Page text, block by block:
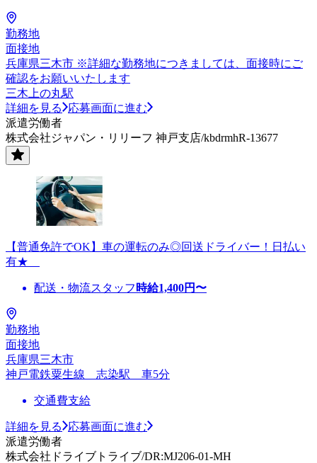
勤務地
面接地
兵庫県三木市 ※詳細な勤務地につきましては、面接時にご
確認をお願いいたします
三木上の丸駅
詳細を見る
応募画面に進む
派遣労働者
株式会社ジャパン・リリーフ 神戸支店/kbdrmhR-13677
【普通免許でOK】車の運転のみ◎回送ドライバー！日払い
有★
配送・物流スタッフ 時給1,400円〜
勤務地
面接地
兵庫県三木市
神戸電鉄粟生線 志染駅 車5分
交通費支給
詳細を見る
応募画面に進む
派遣労働者
株式会社ドライブトライブ/DR:MJ206-01-MH